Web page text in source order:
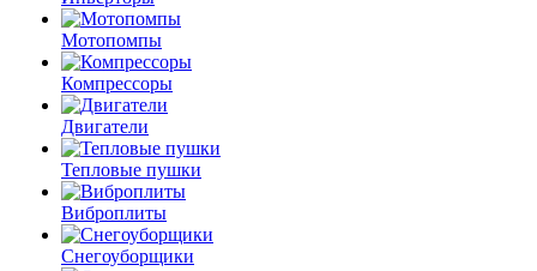
Мотопомпы
Компрессоры
Двигатели
Тепловые пушки
Виброплиты
Снегоуборщики